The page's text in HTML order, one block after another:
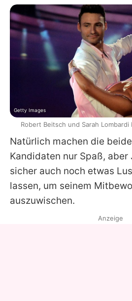
Natürlich machen die
Kandidaten nur Spaß, aber
sicher auch noch etwas
lassen, um seinem
auszuwischen.
Getty Images
Robert Beitsch und Sarah
Anzeige